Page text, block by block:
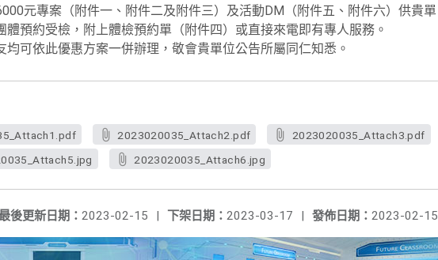
元專案（附件一、附件二及附件三）及活動DM（附件五、附件六）供貴單
預約受檢，附上體檢預約單（附件四）或直接來電即有專人服務。
可依此優惠方案一併辦理，敬會貴單位公告所屬同仁知悉。
2023020035_Attach2.pdf
2023020035_Attach3.pdf
2023020035_Attach6.jpg
發佈日期： 2023-02-15
下架日期： 2023-03-17 |
後更新日期： 2023-02-15 |